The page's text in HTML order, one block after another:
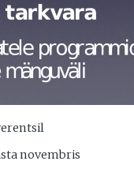
novembris